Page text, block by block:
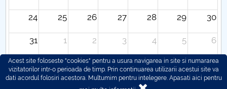
24 25 26 27 28 29 30
31 1 2 3 4 5 6
Acest site foloseste "cookies" pentru a usura navigarea in site si numararea
vizitatorilor intr-o perioada de timp. Prin continuarea utilizarii acestui site va
dati acordul folosiri acestora. Multumim pentru intelegere. Apasati aici pentru